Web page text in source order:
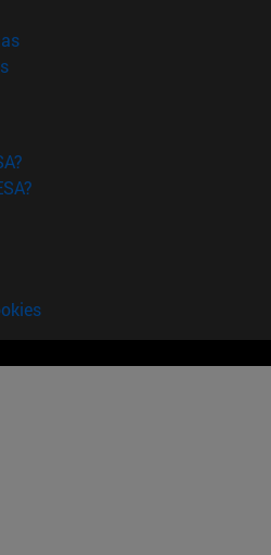
(abre en nueva ventana)
(abre en nueva ventana)